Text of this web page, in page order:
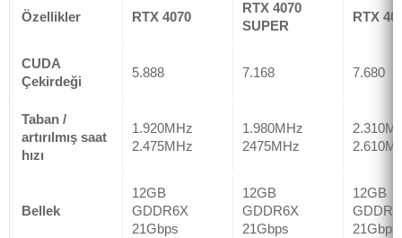
Özellikler RTX 4070
RTX 4070
SUPER
RTX
CUDA
Çekirdeği
5.888 7.168 7.680
Taban /
artırılmış saat
hızı
1.920MHz
2.475MHz
1.980MHz
2475MHz
Bellek
12GB
GDDR6X
21Gbps
12GB
GDDR6X
21Gbps
12GB
21Gbps